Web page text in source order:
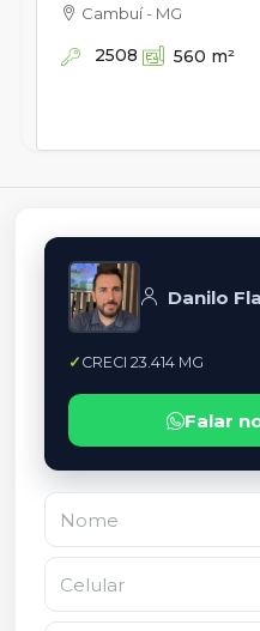
Cambuí - MG
2508 560 m²
Danilo
CRECI 23.414 MG
Falar